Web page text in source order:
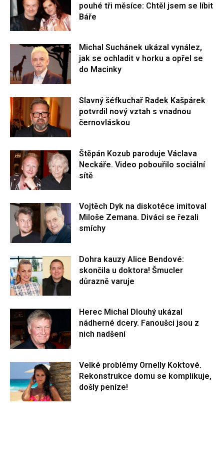
pouhé tři měsíce: Chtěl jsem se líbit
Báře
Michal Suchánek ukázal vynález,
jak se ochladit v horku a opřel se
do Macinky
Slavný šéfkuchař Radek Kašpárek
potvrdil nový vztah s vnadnou
černovláskou
Štěpán Kozub paroduje Václava
Neckáře. Video pobouřilo sociální
sítě
Vojtěch Dyk na diskotéce imitoval
Miloše Zemana. Diváci se řezali
smíchy
Dohra kauzy Alice Bendové:
skončila u doktora! Šmucler
důrazně varuje
Herec Michal Dlouhý ukázal
nádherné dcery. Fanoušci jsou z
nich nadšení
Velké problémy Ornelly Koktové.
Rekonstrukce domu se komplikuje,
došly peníze!